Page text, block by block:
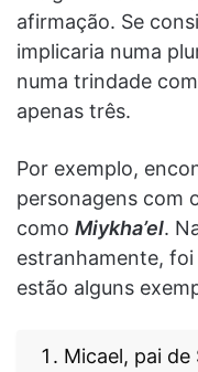
afirmação. Se
implicaria numa
numa trindade
apenas três.
Por exemplo,
personagens com
como Miykha’el.
estranhamente,
estão alguns
Micael, pai de